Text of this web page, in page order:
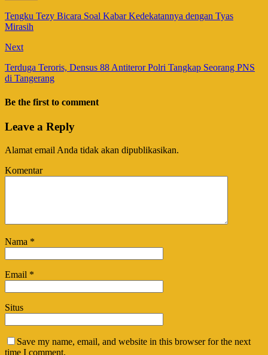
Tengku Tezy Bicara Soal Kabar Kedekatannya dengan Tyas
Mirasih
Next
Terduga Teroris, Densus 88 Antiteror Polri Tangkap Seorang PNS
di Tangerang
Be the first to comment
Leave a Reply
Alamat email Anda tidak akan dipublikasikan.
Komentar
Nama *
Email *
Situs
Save my name, email, and website in this browser for the next
time I comment.